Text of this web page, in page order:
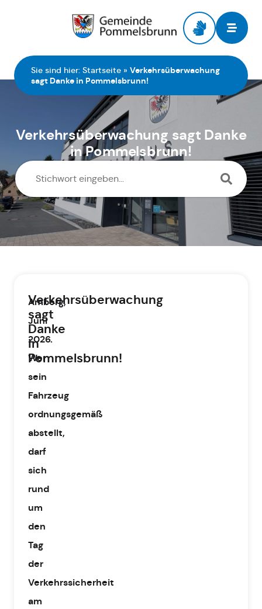
Sie sind hier: Startseite » Verkehrsüberwachung
sagt Danke in Pommelsbrunn!
Verkehrsüberwachung sagt Danke
in Pommelsbrunn!
Verkehrsüberwachung
sagt
Danke
in
Pommelsbrunn!
Amberg,
Juni
2026.
Wer
sein
Fahrzeug
ordnungsgemäß
abstellt,
darf
sich
rund
um
den
Tag
der
Verkehrssicherheit
am